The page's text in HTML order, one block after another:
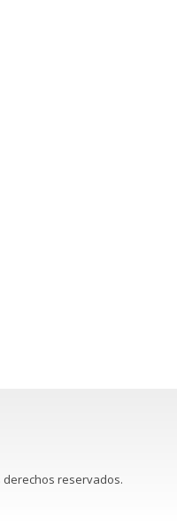
derechos reservados.